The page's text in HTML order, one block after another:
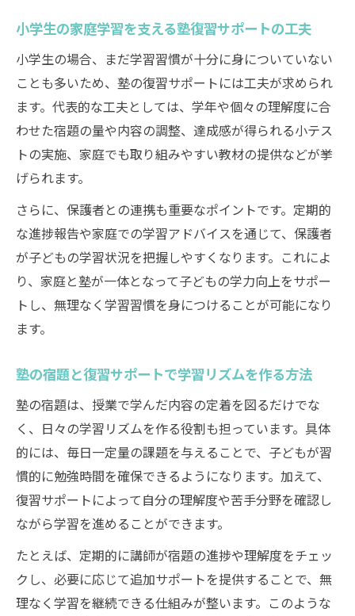
小学生の家庭学習を支える塾復習サポートの工夫
小学生の場合、まだ学習習慣が十分に身についていない
ことも多いため、塾の復習サポートには工夫が求められ
ます。代表的な工夫としては、学年や個々の理解度に合
わせた宿題の量や内容の調整、達成感が得られる小テス
トの実施、家庭でも取り組みやすい教材の提供などが挙
げられます。
さらに、保護者との連携も重要なポイントです。定期的
な進捗報告や家庭での学習アドバイスを通じて、保護者
が子どもの学習状況を把握しやすくなります。これによ
り、家庭と塾が一体となって子どもの学力向上をサポー
トし、無理なく学習習慣を身につけることが可能になり
ます。
塾の宿題と復習サポートで学習リズムを作る方法
塾の宿題は、授業で学んだ内容の定着を図るだけでな
く、日々の学習リズムを作る役割も担っています。具体
的には、毎日一定量の課題を与えることで、子どもが習
慣的に勉強時間を確保できるようになります。加えて、
復習サポートによって自分の理解度や苦手分野を確認し
ながら学習を進めることができます。
たとえば、定期的に講師が宿題の進捗や理解度をチェッ
クし、必要に応じて追加サポートを提供することで、無
理なく学習を継続できる仕組みが整います。このような